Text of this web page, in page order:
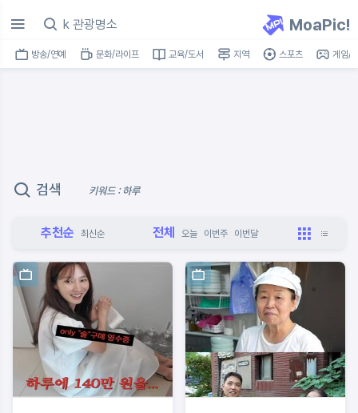
MoaPic!
방송/연예 문화/라이프 교육/도서 지역 스포츠 게임/
검색 키워드 : 하루
추천순 최신순 전체 오늘 이번주 이번달